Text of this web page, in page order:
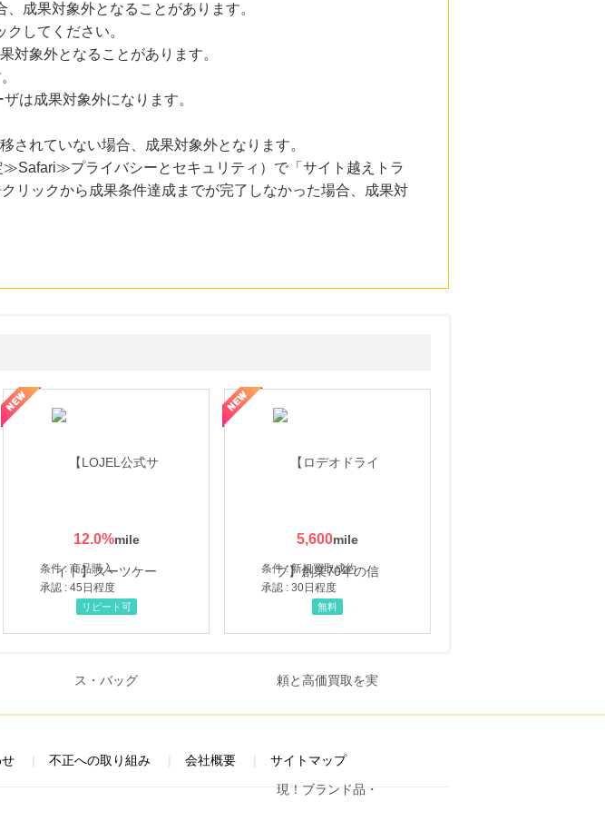
成果対象外となることがあります。
してください。
対象外となることがあります。
は成果対象外になります。
れていない場合、成果対象外となります。
プライバシーとセキュリティ）で「サイト越えトラ
リックから成果条件達成までが完了しなかった場合、成果対
12.0%
条件 : 商品購入
承認 : 45日程度
リピート可
5,600
条件 : 新規買取成約
承認 : 30日程度
貴金属の無料査定
無料
不正への取り組み 会社概要 サイトマップ